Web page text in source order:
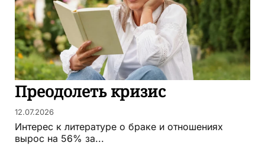
Преодолеть кризис
12.07.2026
Интерес к литературе о браке и отношениях
вырос на 56% за...